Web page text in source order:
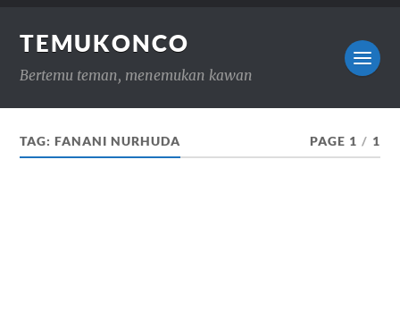
TEMUKONCO
Bertemu teman, menemukan kawan
TAG:FANANI NURHUDA PAGE 1 / 1